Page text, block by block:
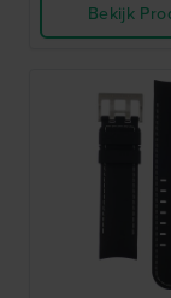
Bekijk